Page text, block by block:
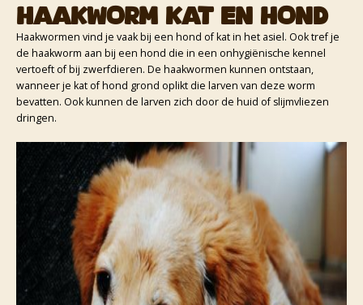
Haakworm kat en hond
Haakwormen vind je vaak bij een hond of kat in het asiel. Ook tref je
de haakworm aan bij een hond die in een onhygiënische kennel
vertoeft of bij zwerfdieren. De haakwormen kunnen ontstaan,
wanneer je kat of hond grond oplikt die larven van deze worm
bevatten. Ook kunnen de larven zich door de huid of slijmvliezen
dringen.